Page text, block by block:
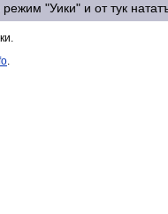
режим "Уики" и от тук
.